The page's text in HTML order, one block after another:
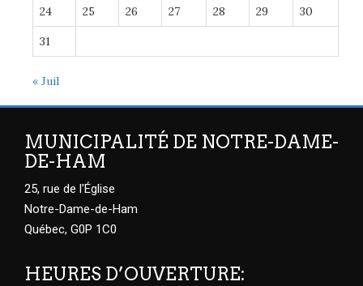
24 25 26 27 28 29 30
31
« Juil
MUNICIPALITÉ DE NOTRE-DAME-
DE-HAM
25, rue de l'Église
Notre-Dame-de-Ham
Québec, G0P 1C0
HEURES D’OUVERTURE: